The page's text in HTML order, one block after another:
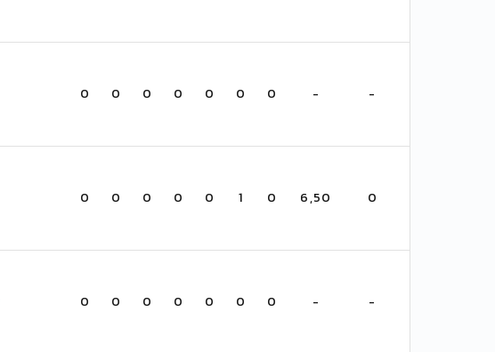
0 0 0 0 0 0 0 - -
0 0 0 0 0 1 0 6,50 0
0 0 0 0 0 0 0 - -